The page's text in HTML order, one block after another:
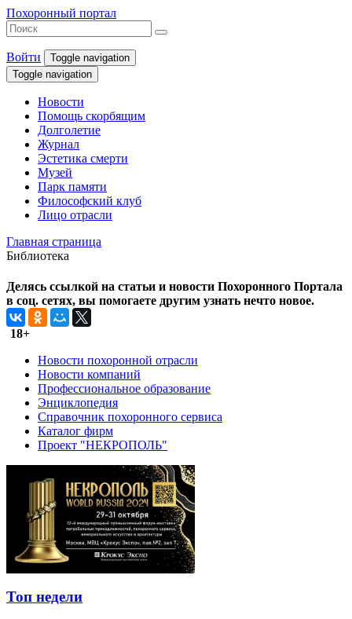
Похоронный портал
Войти
Toggle navigation
Toggle navigation
Новости
Помощь скорбящим
Долголетие
Журнал
Эстетика смерти
Музей
Парк памяти
Философский клуб
Лицо отрасли
Главная страница
Библиотека
Делясь ссылкой на статьи и новости Похоронного Портала
в соц. сетях, вы помогаете другим узнать нечто новое.
18+
Новости похоронной отрасли
Новости компаний
Профессиональное образование
Энциклопедия
Справочник похоронного сервиса
Каталог фирм
Проект "НЕКРОПОЛЬ"
Топ недели